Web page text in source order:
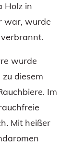
Holz in
war, wurde
verbrannt.
wurde
diesem
Im
Mit heißer